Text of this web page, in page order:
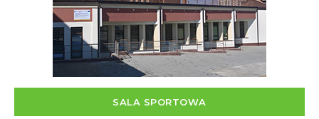
SALA SPORTOWA